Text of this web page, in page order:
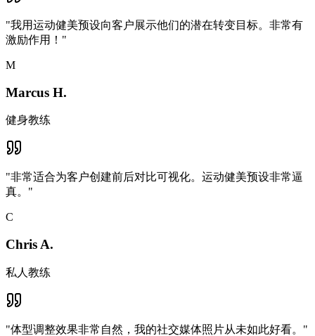
"我用运动健美预设向客户展示他们的潜在转变目标。非常有
激励作用！ "
M
Marcus H.
健身教练
"非常适合为客户创建前后对比可视化。运动健美预设非常逼
真。 "
C
Chris A.
私人教练
"体型调整效果非常自然，我的社交媒体照片从未如此好看。 "